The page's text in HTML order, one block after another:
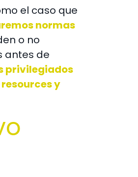
el caso que
normas
o no
antes de
privilegiados
y